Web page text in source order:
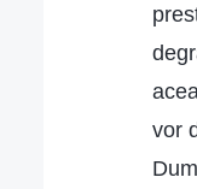
vor